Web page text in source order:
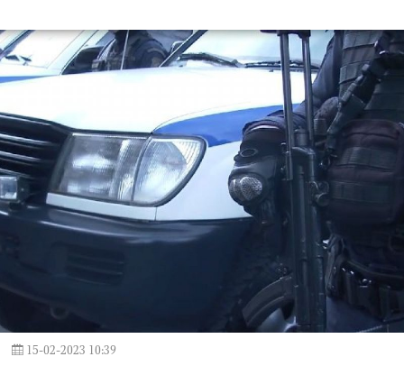
15-02-2023 10:39